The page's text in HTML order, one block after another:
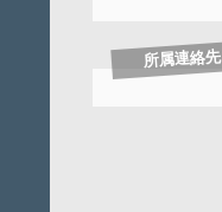
所属連絡先